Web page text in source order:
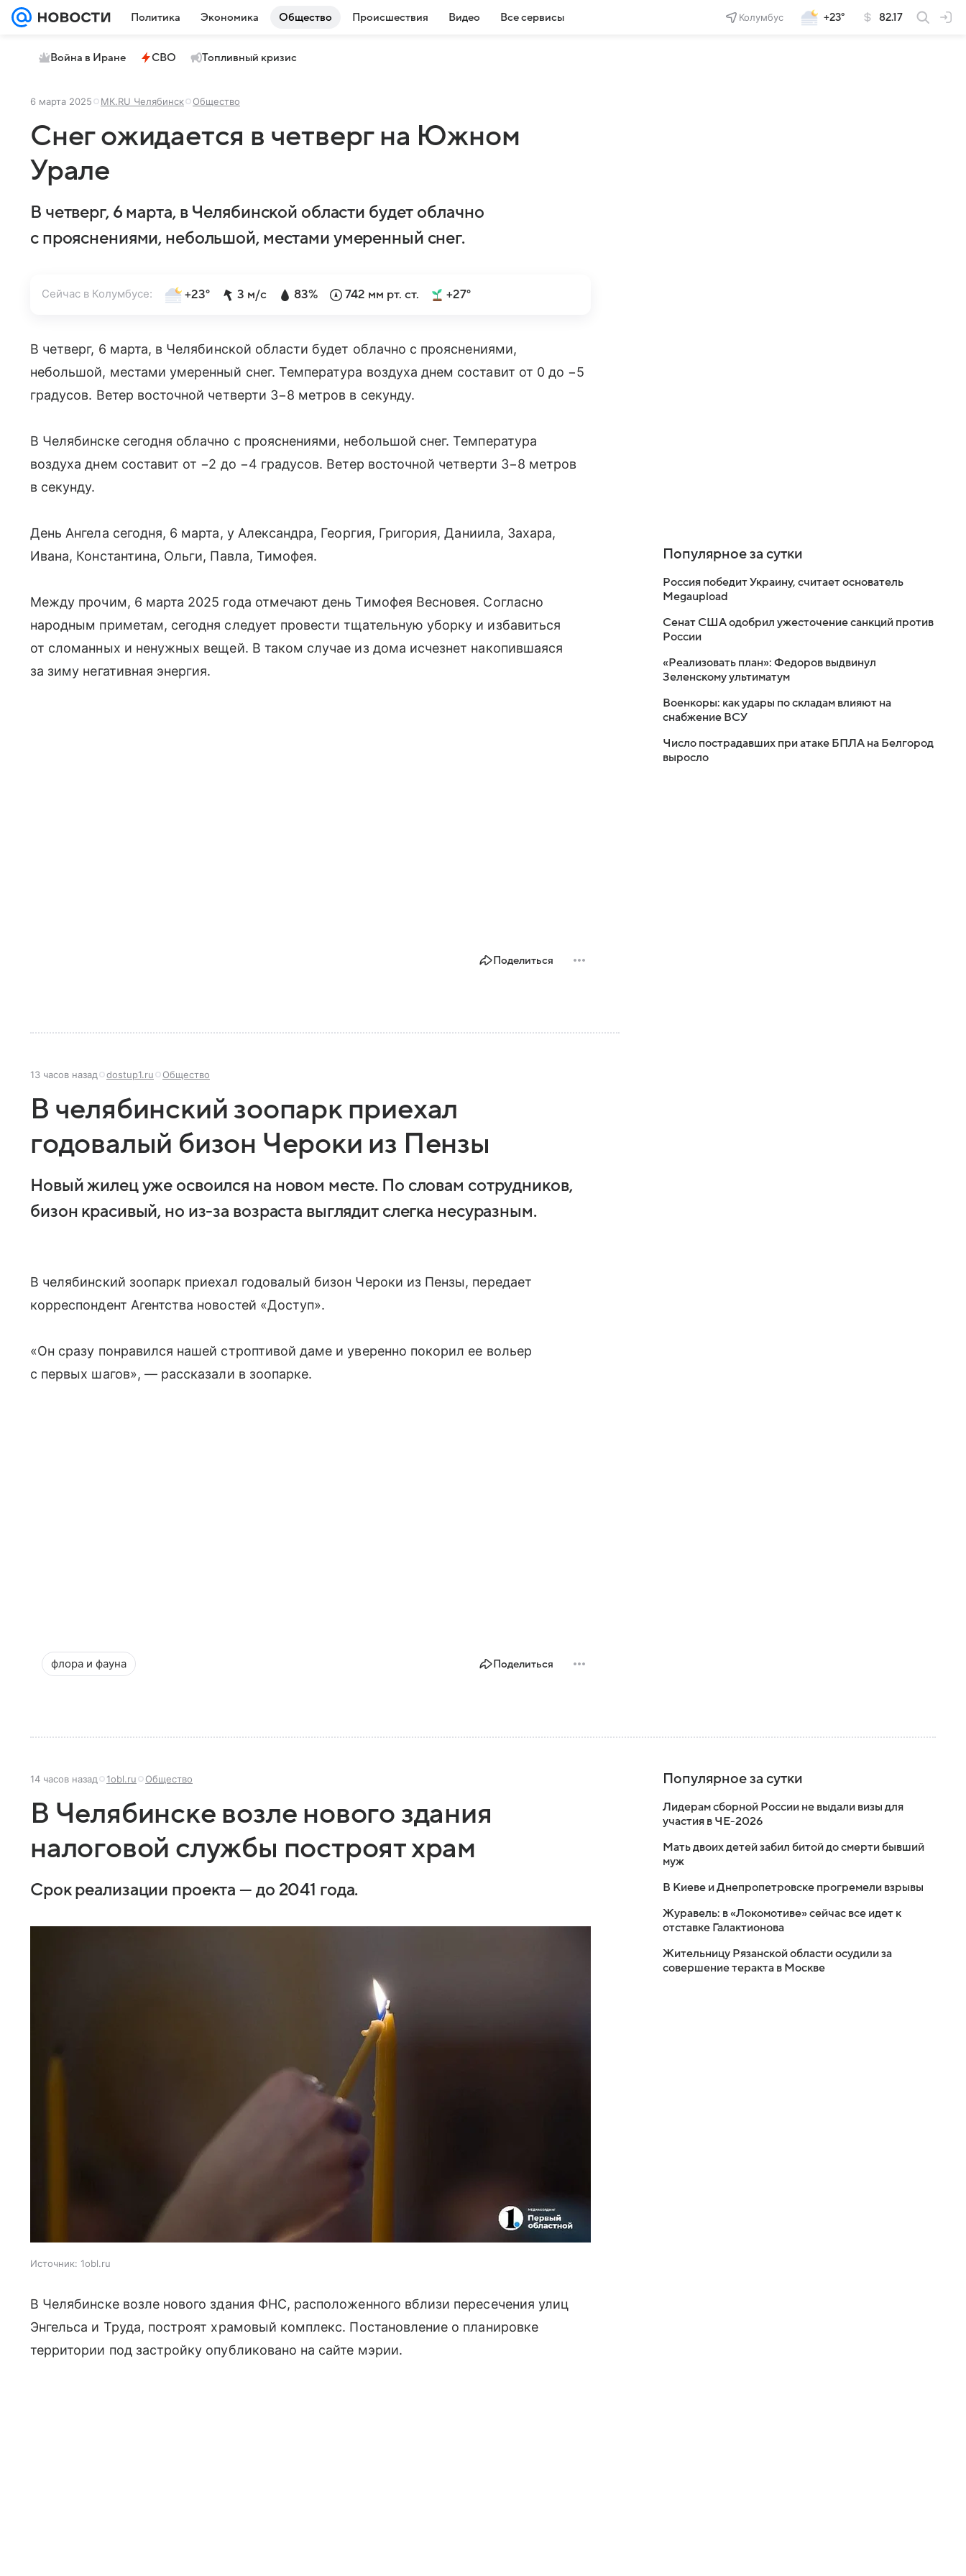
Политика Экономика Общество Происшествия Видео Все сервисы Колумбус +23° 82.17
Война в Иране СВО Топливный кризис
6 марта 2025 МК.RU Челябинск Общество
Снег ожидается в четверг на Южном
Урале
В четверг, 6 марта, в Челябинской области будет облачно
с прояснениями, небольшой, местами умеренный снег.
Сейчас в Колумбусе: +23° 3 м/с 83% 742 мм рт. ст. +27°
В четверг, 6 марта, в Челябинской области будет облачно с прояснениями,
небольшой, местами умеренный снег. Температура воздуха днем составит от 0 до −5
градусов. Ветер восточной четверти 3−8 метров в секунду.
В Челябинске сегодня облачно с прояснениями, небольшой снег. Температура
воздуха днем составит от −2 до −4 градусов. Ветер восточной четверти 3−8 метров
в секунду.
День Ангела сегодня, 6 марта, у Александра, Георгия, Григория, Даниила, Захара,
Ивана, Константина, Ольги, Павла, Тимофея.
Между прочим, 6 марта 2025 года отмечают день Тимофея Весновея. Согласно
народным приметам, сегодня следует провести тщательную уборку и избавиться
от сломанных и ненужных вещей. В таком случае из дома исчезнет накопившаяся
за зиму негативная энергия.
Поделиться
13 часов назад dostup1.ru Общество
В челябинский зоопарк приехал
годовалый бизон Чероки из Пензы
Новый жилец уже освоился на новом месте. По словам сотрудников,
бизон красивый, но из-за возраста выглядит слегка несуразным.
В челябинский зоопарк приехал годовалый бизон Чероки из Пензы, передает
корреспондент Агентства новостей «Доступ».
«Он сразу понравился нашей строптивой даме и уверенно покорил ее вольер
с первых шагов», — рассказали в зоопарке.
флора и фауна Поделиться
Популярное за сутки
Россия победит Украину, считает основатель
Megaupload
Сенат США одобрил ужесточение санкций против
России
«Реализовать план»: Федоров выдвинул
Зеленскому ультиматум
Военкоры: как удары по складам влияют на
снабжение ВСУ
Число пострадавших при атаке БПЛА на Белгород
выросло
14 часов назад 1obl.ru Общество
В Челябинске возле нового здания
налоговой службы построят храм
Срок реализации проекта — до 2041 года.
Источник: 1obl.ru
В Челябинске возле нового здания ФНС, расположенного вблизи пересечения улиц
Энгельса и Труда, построят храмовый комплекс. Постановление о планировке
территории под застройку опубликовано на сайте мэрии.
Популярное за сутки
Лидерам сборной России не выдали визы для
участия в ЧЕ-2026
Мать двоих детей забил битой до смерти бывший
муж
В Киеве и Днепропетровске прогремели взрывы
Журавель: в «Локомотиве» сейчас все идет к
отставке Галактионова
Жительницу Рязанской области осудили за
совершение теракта в Москве